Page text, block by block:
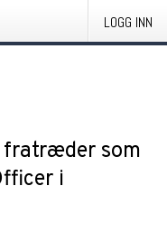
LOGG INN
fratræder som
i